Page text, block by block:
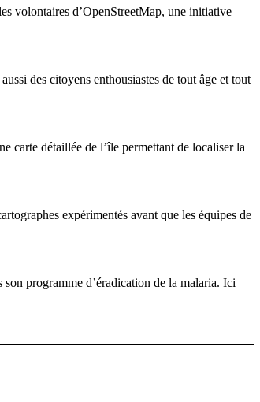
volontaires d’OpenStreetMap, une initiative
des citoyens enthousiastes de tout âge et tout
carte détaillée de l’île permettant de localiser la
expérimentés avant que les équipes de
programme d’éradication de la malaria. Ici